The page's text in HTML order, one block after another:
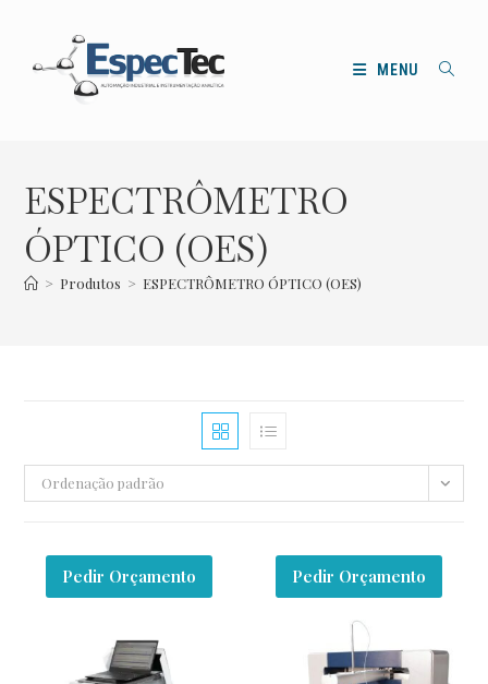
MENU
ESPECTRÔMETRO
ÓPTICO (OES)
> Produtos > ESPECTRÔMETRO ÓPTICO (OES)
Ordenação padrão
Pedir Orçamento Pedir Orçamento